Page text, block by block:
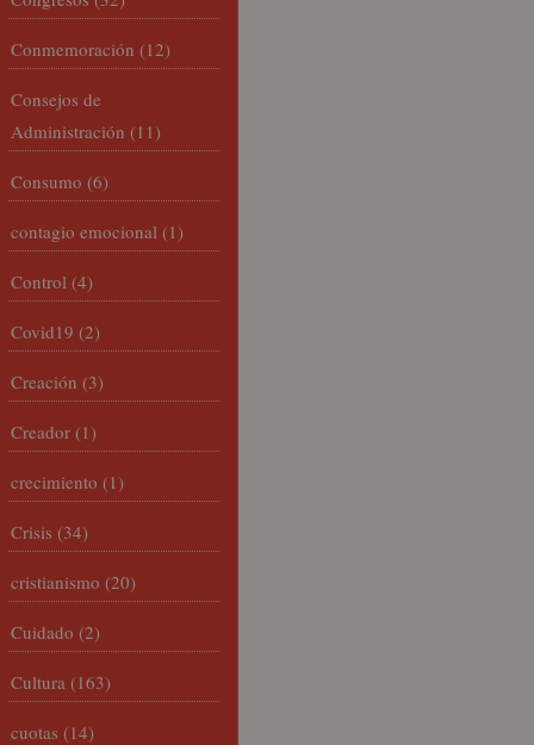
Conmemoración (12)
Consejos de
Administración (11)
Consumo (6)
contagio emocional (1)
Control (4)
Covid19 (2)
Creación (3)
Creador (1)
crecimiento (1)
Crisis (34)
cristianismo (20)
Cuidado (2)
Cultura (163)
cuotas (14)